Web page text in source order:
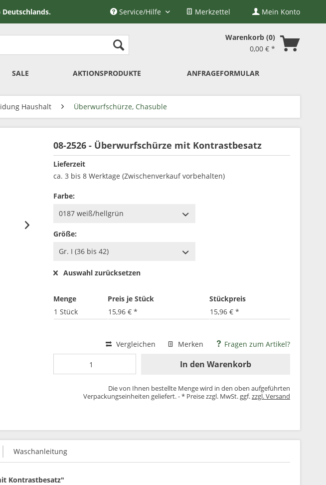
Merkzettel Mein Konto
Service/Hilfe
Warenkorb 0
0,00 € *
SALE AKTIONSPRODUKTE ANFRAGEFORMULAR
Haushalt Überwurfschürze, Chasuble
08-2526 - Überwurfschürze mit Kontrastbesatz
Lieferzeit
ca. 3 bis 8 Werktage (Zwischenverkauf vorbehalten)
Farbe:
Größe:
Auswahl zurücksetzen
Menge Preis je Stück
Stückpreis
1 Stück
15,96 € * 15,96 € *
Vergleichen Merken Fragen zum Artikel?
In den Warenkorb
Die von Ihnen bestellte Menge wird in den oben aufgeführten
Verpackungseinheiten geliefert. - * Preise zzgl. MwSt. ggf.zzgl. Versand
Waschanleitung
Kontrastbesatz"